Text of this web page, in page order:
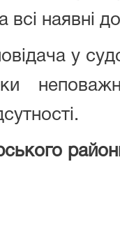
всі наявні
у